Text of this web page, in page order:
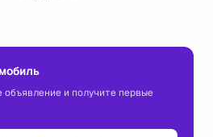
объявление и получите первые